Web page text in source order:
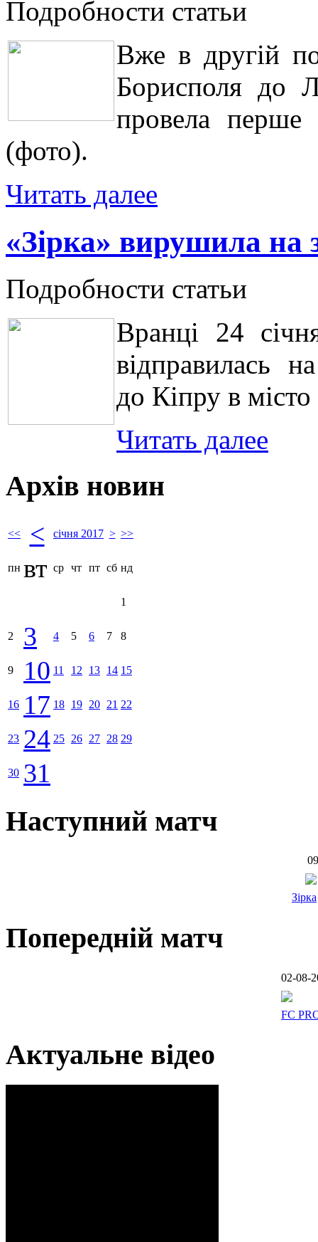
Подробности статьи
Вже в другій
Борисполя до
провела перше
(фото).
Читать далее
«Зірка» вирушила на
Подробности статьи
Вранці 24
відправилась
до Кіпру в
Читать далее
Архів новин
<< < січня 2017 > >>
пн вт ср чт пт сб нд
1
2 3 4 5 6 7 8
9 10 11 12 13 14 15
16 17 18 19 20 21 22
23 24 25 26 27 28 29
30 31
Наступний матч
Зірка
Попередній матч
02-08-
FC
Актуальне відео